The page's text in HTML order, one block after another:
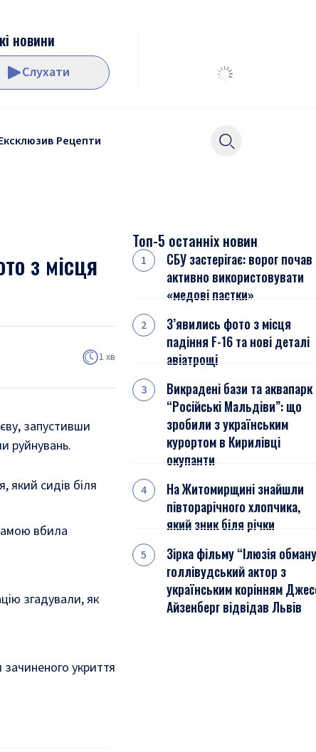
новини
Слухати
Рецепти
з місця
1 хв
запустивши
руйнувань.
який сидів біля
вбила
згадували, як
укриття
Топ-5 останніх новин
СБУ застерігає: ворог почав
активно використовувати
«медові пастки»
З’явились фото з місця
падіння F-16 та нові деталі
авіатрощі
Викрадені бази та аквапарк
“Російські Мальдіви”: що
зробили з українським
курортом в Кирилівці
окупанти
На Житомирщині знайшли
півторарічного хлопчика,
який зник біля річки
Зірка фільму “Ілюзія
голлівудський актор з
українським корінням
Айзенберг відвідав Львів